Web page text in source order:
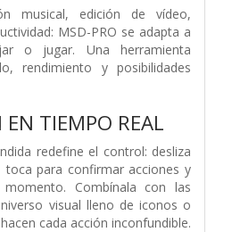
musical, edición de vídeo,
MSD-PRO se adapta a
o jugar. Una herramienta
rendimiento y posibilidades
TIEMPO REAL
redefine el control: desliza
toca para confirmar acciones y
Combínala con las
visual lleno de iconos o
cada acción inconfundible.